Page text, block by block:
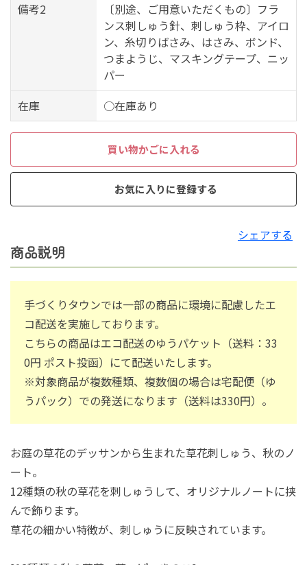
備考2
〔別途、ご用意いただくもの〕フラ
ンス刺しゅう針、刺しゅう枠、アイロ
ン、糸切りばさみ、はさみ、ボンド、
つまようじ、マスキングテープ、ニッ
パー
在庫
○在庫あり
買い物かごに入れる
お気に入りに登録する
シェアする
商品説明
手づくりタウンでは一部の商品に環境に配慮したエ
コ配送を実施しております。
こちらの商品はエコ配送のゆうパケット（送料：33
0円 ポスト投函）にて配送いたします。
※対象商品が複数種類、複数個の場合は宅配便（ゆ
うパック）での発送になります（送料は330円）。
お庭の草花のデッサンから生まれた草花刺しゅう、秋のノ
ート。
12種類の秋の草花を刺しゅうして、オリジナルノートに挟
んで飾ります。
草花の細かい特徴が、刺しゅうに反映されています。